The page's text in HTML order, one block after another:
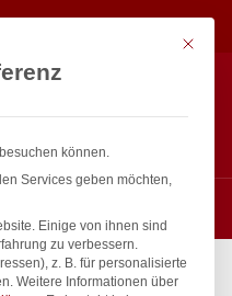
Warenkorb
Mit
können.
Services geben möchten,
Einige von ihnen sind
zu verbessern.
z. B. für personalisierte
Weitere Informationen über